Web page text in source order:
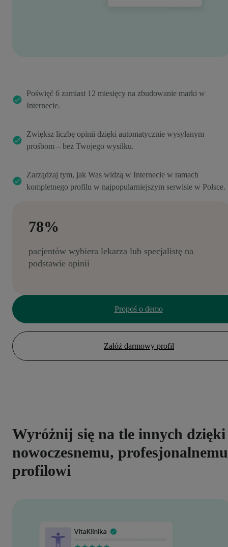
Poświęć 6 zamiast 12 miesięcy na zbudowanie marki w
Internecie.
Zwiększ liczbę opinii dzięki automatycznie wysyłanym
prośbom – bez Twojego wysiłku.
Zarządzaj tym, jak Was widzą w Internecie w ramach
kompletnego profilu w najpopularniejszym serwisie w Polsce.
78%
pacjentów wybiera lekarza lub specjalistę na
podstawie opinii
Propoś o demo
Załóż darmowy profil
Wyróżnij się na tle innych dzięki
nowoczesnemu, profesjonalnemu
profilowi